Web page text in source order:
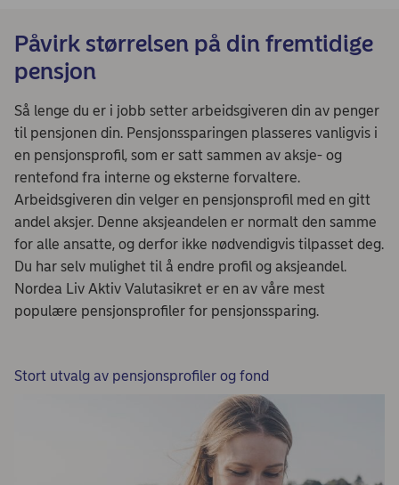
Påvirk størrelsen på din fremtidige
pensjon
Så lenge du er i jobb setter arbeidsgiveren din av penger
til pensjonen din. Pensjonssparingen plasseres vanligvis i
en pensjonsprofil, som er satt sammen av aksje- og
rentefond fra interne og eksterne forvaltere.
Arbeidsgiveren din velger en pensjonsprofil med en gitt
andel aksjer. Denne aksjeandelen er normalt den samme
for alle ansatte, og derfor ikke nødvendigvis tilpasset deg.
Du har selv mulighet til å endre profil og aksjeandel.
Nordea Liv Aktiv Valutasikret er en av våre mest
populære pensjonsprofiler for pensjonssparing.
Stort utvalg av pensjonsprofiler og fond